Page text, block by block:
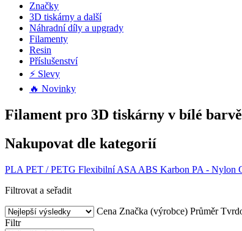
Značky
3D tiskárny a další
Náhradní díly a upgrady
Filamenty
Resin
Příslušenství
⚡ Slevy
🔥 Novinky
Filament pro 3D tiskárny v bílé barvě
Nakupovat dle kategorií
PLA PET / PETG Flexibilní ASA ABS Karbon PA - Nylon
Filtrovat a seřadit
Cena Značka (výrobce) Průměr
Filtr